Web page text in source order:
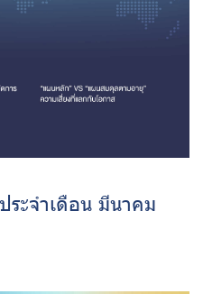
ระจำเดือน มีนาคม